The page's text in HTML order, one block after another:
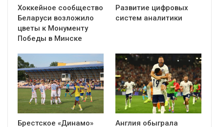
Хоккейное сообщество
Беларуси возложило
цветы к Монументу
Победы в Минске
Развитие цифровых
систем аналитики
Брестское «Динамо»
Англия обыграла